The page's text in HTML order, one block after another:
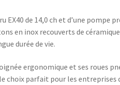
EX40 de 14,0 ch et d’une pompe
en inox recouverts de
durée de vie.
ergonomique et ses roues
choix parfait pour les entreprises